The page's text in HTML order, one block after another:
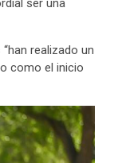
ser una
realizado un
como el inicio